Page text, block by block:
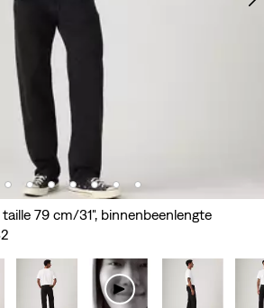
79 cm/31", binnenbeenlengte